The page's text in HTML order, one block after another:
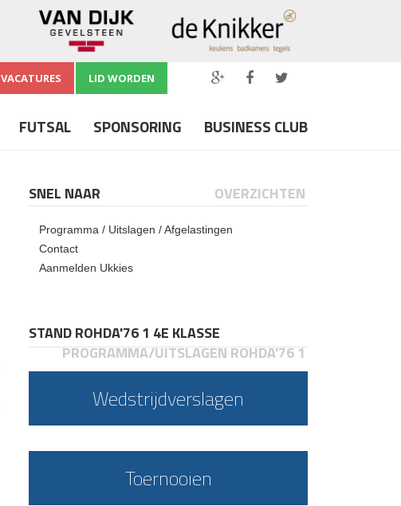
VACATURES LID WORDEN
FUTSAL SPONSORING BUSINESS CLUB
SNEL NAAR OVERZICHTEN
Programma / Uitslagen / Afgelastingen
Contact
Aanmelden Ukkies
STAND ROHDA'76 1 4E KLASSE
PROGRAMMA/UITSLAGEN ROHDA'76 1
Wedstrijdverslagen
Toernooien